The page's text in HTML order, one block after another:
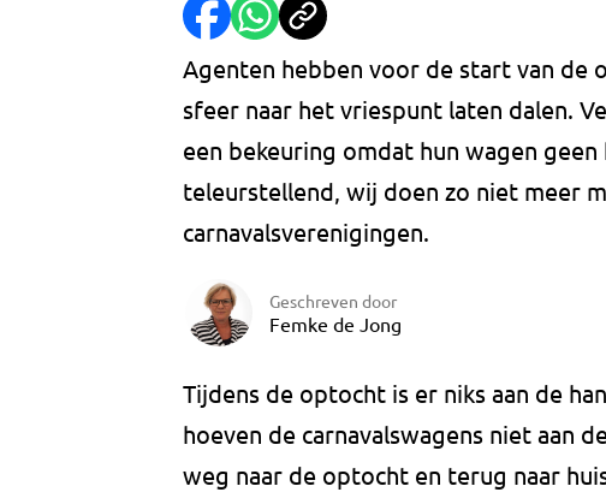
Agenten hebben voor de start van de
sfeer naar het vriespunt laten dalen.
een bekeuring omdat hun wagen geen
teleurstellend, wij doen zo niet meer
carnavalsverenigingen.
Geschreven door
Femke de Jong
Tijdens de optocht is er niks aan de
hoeven de carnavalswagens niet aan
weg naar de optocht en terug naar